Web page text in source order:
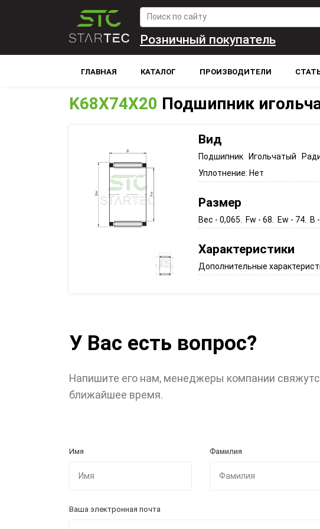
Розничный покупатель
ГЛАВНАЯ КАТАЛОГ ПРОИЗВОДИТЕЛИ
K68X74X20 Подшипник
Вид
Подшипник Игольчатый
Уплотнение: Нет
Размер
Вес - 0,065. Fw - 68. Ew - 74. B
Характеристики
Дополнительные
У Вас есть вопрос?
Напишите его нам, менеджеры компании
ближайшее время.
Имя Фамилия
Ваша электронная почта